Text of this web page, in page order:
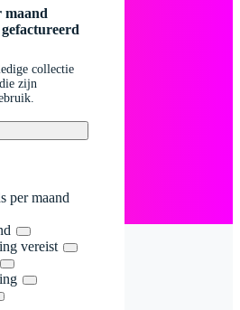
maand
collectie
zijn
per maand
vereist